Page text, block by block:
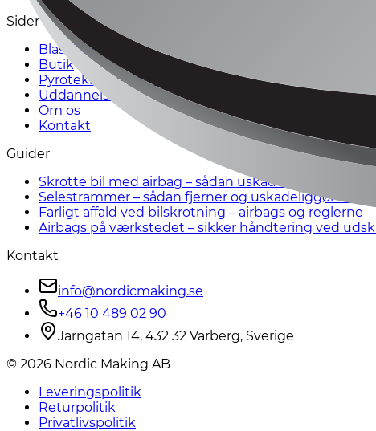
Sider
BlastBox
Butik
Pyrotekniske komponenter
Uddannelse
Om os
Kontakt
Guider
Skrotte bil med airbag – sådan uskadeliggør du den
Selestrammer – sådan fjerner og uskadeliggør du
Farligt affald ved bilskrotning – airbags og reglerne
Airbags på værkstedet – sikker håndtering ved
Kontakt
info@nordicmaking.se
+46 10 489 02 90
Järngatan 14, 432 32 Varberg, Sverige
© 2026 Nordic Making AB
Leveringspolitik
Returpolitik
Privatlivspolitik